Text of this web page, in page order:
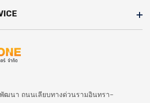
ฒนา ถนนเลียบทางด่วนรามอินทรา-